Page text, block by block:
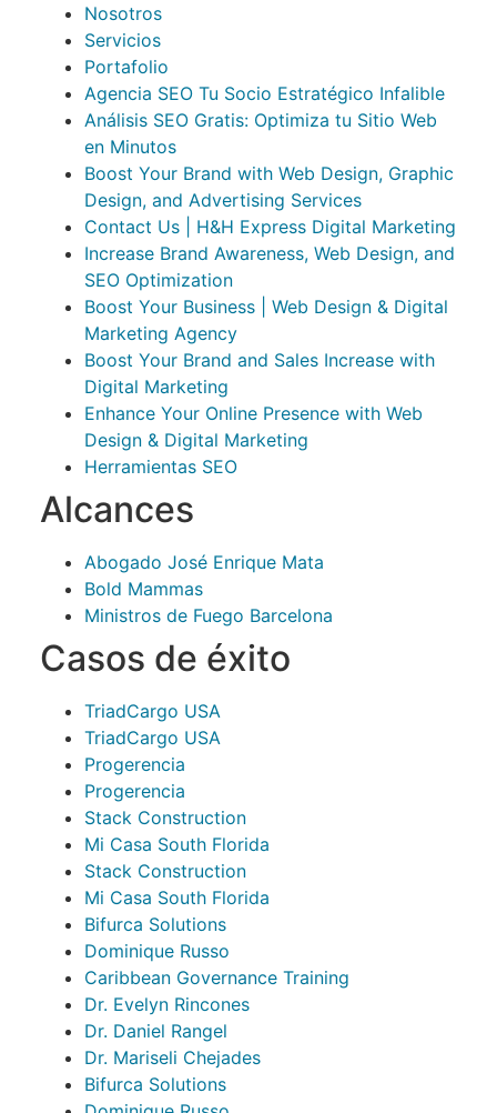
Nosotros
Servicios
Portafolio
Agencia SEO Tu Socio Estratégico Infalible
Análisis SEO Gratis: Optimiza tu Sitio Web
en Minutos
Boost Your Brand with Web Design, Graphic
Design, and Advertising Services
Contact Us | H&H Express Digital Marketing
Increase Brand Awareness, Web Design, and
SEO Optimization
Boost Your Business | Web Design & Digital
Marketing Agency
Boost Your Brand and Sales Increase with
Digital Marketing
Enhance Your Online Presence with Web
Design & Digital Marketing
Herramientas SEO
Alcances
Abogado José Enrique Mata
Bold Mammas
Ministros de Fuego Barcelona
Casos de éxito
TriadCargo USA
TriadCargo USA
Progerencia
Progerencia
Stack Construction
Mi Casa South Florida
Stack Construction
Mi Casa South Florida
Bifurca Solutions
Dominique Russo
Caribbean Governance Training
Dr. Evelyn Rincones
Dr. Daniel Rangel
Dr. Mariseli Chejades
Bifurca Solutions